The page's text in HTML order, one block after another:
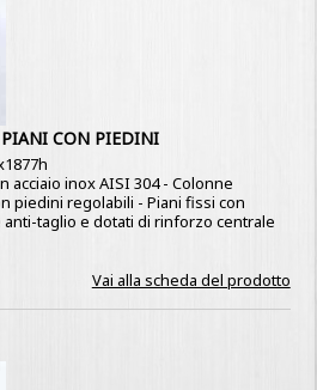
PIANI CON PIEDINI
acciaio inox AISI 304 - Colonne
piedini regolabili - Piani fissi con
taglio e dotati di rinforzo centrale
Vai alla scheda del prodotto